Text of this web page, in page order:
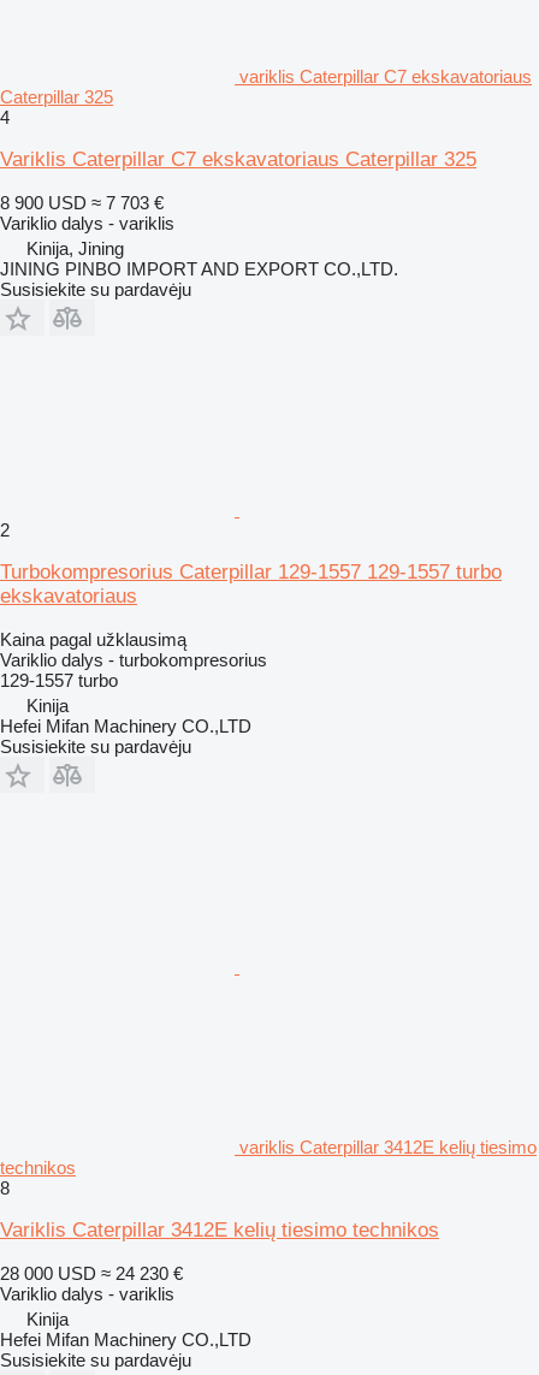
variklis Caterpillar C7 ekskavatoriaus
Caterpillar 325
4
Variklis Caterpillar C7 ekskavatoriaus Caterpillar 325
8 900 USD ≈ 7 703 €
Variklio dalys - variklis
Kinija, Jining
JINING PINBO IMPORT AND EXPORT CO.,LTD.
Susisiekite su pardavėju
2
Turbokompresorius Caterpillar 129-1557 129-1557 turbo
ekskavatoriaus
Kaina pagal užklausimą
Variklio dalys - turbokompresorius
129-1557 turbo
Kinija
Hefei Mifan Machinery CO.,LTD
Susisiekite su pardavėju
variklis Caterpillar 3412E kelių tiesimo
technikos
8
Variklis Caterpillar 3412E kelių tiesimo technikos
28 000 USD ≈ 24 230 €
Variklio dalys - variklis
Kinija
Hefei Mifan Machinery CO.,LTD
Susisiekite su pardavėju